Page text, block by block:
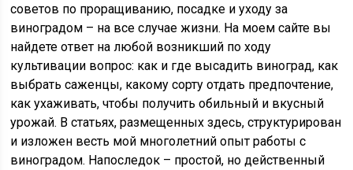
советов по проращиванию, посадке и уходу за
виноградом – на все случае жизни. На моем сайте вы
найдете ответ на любой возникший по ходу
культивации вопрос: как и где высадить виноград, как
выбрать саженцы, какому сорту отдать предпочтение,
как ухаживать, чтобы получить обильный и вкусный
урожай. В статьях, размещенных здесь, структурирован
и изложен весть мой многолетний опыт работы с
виноградом. Напоследок – простой, но действенный